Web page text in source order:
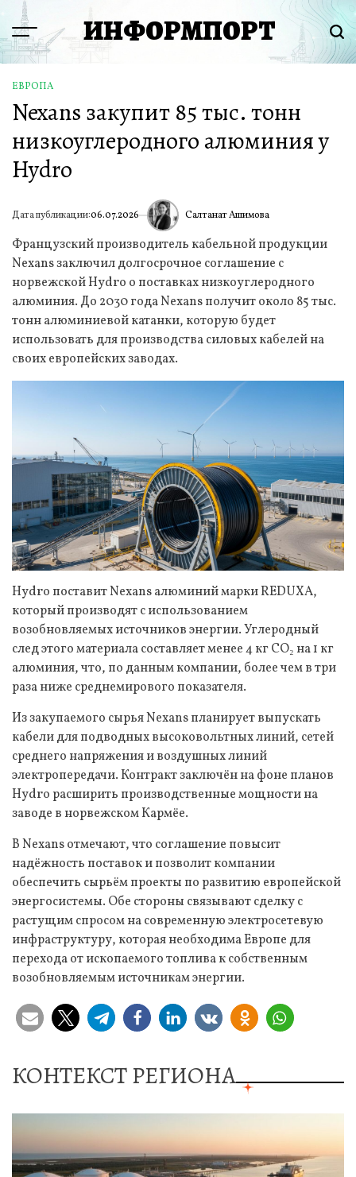
Перейти
содержимому
Menu ИНФОРМПОРТ
ОПУБЛИКОВАНО
В
ЕВРОПА
Nexans закупит 85 тыс. тонн
низкоуглеродного алюминия у
Hydro
Дата публикации:06.07.2026 ИА Салтанат Ашимова
Французский производитель кабельной продукции
Nexans заключил долгосрочное соглашение с
норвежской Hydro о поставках низкоуглеродного
алюминия. До 2030 года Nexans получит около 85 тыс.
тонн алюминиевой катанки, которую будет
использовать для производства силовых кабелей на
своих европейских заводах.
Hydro поставит Nexans алюминий марки REDUXA,
который производят с использованием
возобновляемых источников энергии. Углеродный
след этого материала составляет менее 4 кг CO₂ на 1 кг
алюминия, что, по данным компании, более чем в три
раза ниже среднемирового показателя.
Из закупаемого сырья Nexans планирует выпускать
кабели для подводных высоковольтных линий, сетей
среднего напряжения и воздушных линий
электропередачи. Контракт заключён на фоне планов
Hydro расширить производственные мощности на
заводе в норвежском Кармёе.
В Nexans отмечают, что соглашение повысит
надёжность поставок и позволит компании
обеспечить сырьём проекты по развитию европейской
энергосистемы. Обе стороны связывают сделку с
растущим спросом на современную электросетевую
инфраструктуру, которая необходима Европе для
перехода от ископаемого топлива к собственным
возобновляемым источникам энергии.
КОНТЕКСТ РЕГИОНА